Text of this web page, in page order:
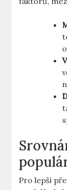
Pro lepší